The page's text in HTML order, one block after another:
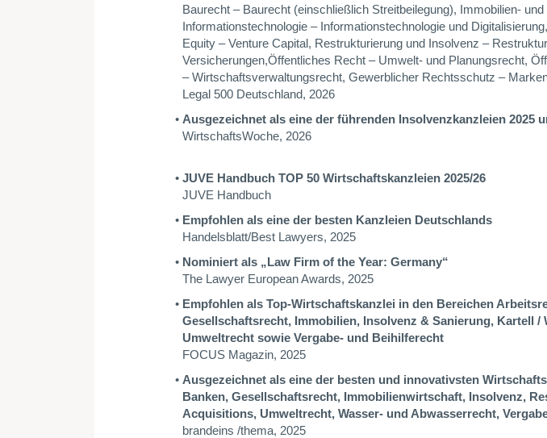
Baurecht – Baurecht (einschließlich Streitbeilegung), Immobilien-
Informationstechnologie – Informationstechnologie und Digitalisierung,
Equity – Venture Capital, Restrukturierung und Insolvenz –
Versicherungen,Öffentliches Recht – Umwelt- und Planungsrecht,
– Wirtschaftsverwaltungsrecht, Gewerblicher Rechtsschutz –
Legal 500 Deutschland, 2026
Ausgezeichnet als eine der führenden Insolvenzkanzleien 2025
WirtschaftsWoche, 2026
JUVE Handbuch TOP 50 Wirtschaftskanzleien 2025/26
JUVE Handbuch
Empfohlen als eine der besten Kanzleien Deutschlands
Handelsblatt/Best Lawyers, 2025
Nominiert als „Law Firm of the Year: Germany“
The Lawyer European Awards, 2025
Empfohlen als Top-Wirtschaftskanzlei in den Bereichen
Gesellschaftsrecht, Immobilien, Insolvenz & Sanierung, Kartell
Umweltrecht sowie Vergabe- und Beihilferecht
FOCUS Magazin, 2025
Ausgezeichnet als eine der besten und innovativsten
Banken, Gesellschaftsrecht, Immobilienwirtschaft, Insolvenz,
Acquisitions, Umweltrecht, Wasser- und Abwasserrecht,
brandeins /thema, 2025